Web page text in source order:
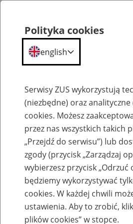
Szkolenia
Zaproś ZUS do siebie:
Polityka cookies
english
Serwisy ZUS wykorzystują
(niezbędne) oraz
cookies. Możesz
przez nas wszystkich takich
„Przejdź do serwisu”) lub
zgody (przycisk „Zarządzaj
wybierzesz przycisk „Odrzuć
będziemy wykorzystywać
cookies. W każdej chwili
ustawienia. Aby to zrobić,
plików cookies” w stopce.